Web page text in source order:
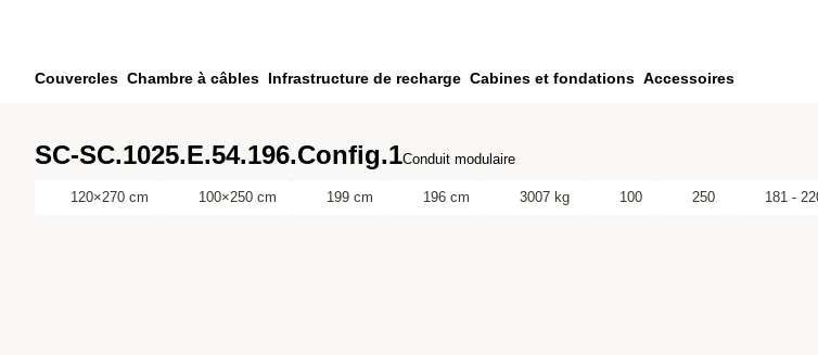
Passer à votre compte
Couvercles Chambre à câbles Infrastructure de recharge Cabines et fondations Accessoires
Conduit modulaire
SC-SC.1025.E.54.196.Config.1
120×270 cm 100×250 cm 199 cm 196 cm 3007 kg 100 250 181 -